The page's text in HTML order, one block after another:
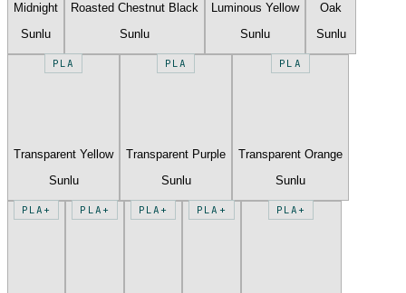
Midnight
Sunlu
Roasted Chestnut Black
Sunlu
Luminous Yellow
Sunlu
Oak
Sunlu
PLA
Transparent Yellow
Sunlu
PLA
Transparent Purple
Sunlu
PLA
Transparent Orange
Sunlu
PLA+ PLA+ PLA+ PLA+ PLA+